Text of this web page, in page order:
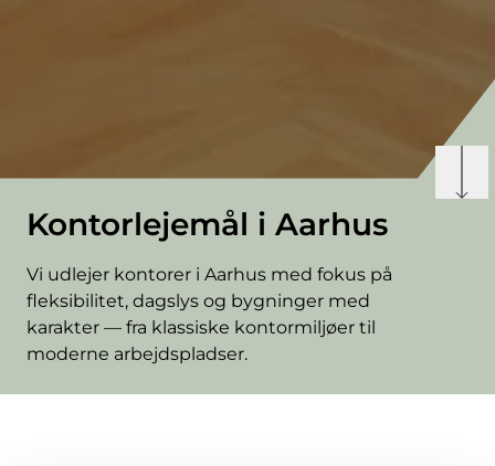
Kontorlejemål i Aarhus
Vi udlejer kontorer i Aarhus med fokus på
fleksibilitet, dagslys og bygninger med
karakter — fra klassiske kontormiljøer til
moderne arbejdspladser.